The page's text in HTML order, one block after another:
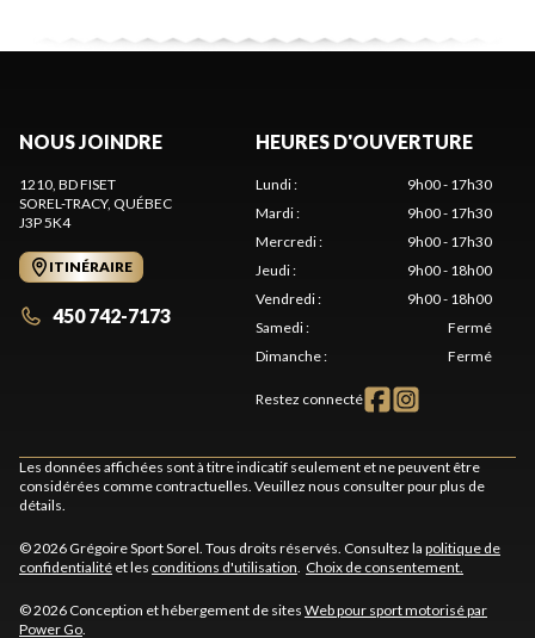
NOUS JOINDRE
1210, BD FISET
SOREL-TRACY, QUÉBEC
J3P 5K4
ITINÉRAIRE
450 742-7173
HEURES D'OUVERTURE
Lundi:
9h00 - 17h30
Mardi:
9h00 - 17h30
Mercredi:
9h00 - 17h30
Jeudi:
9h00 - 18h00
Vendredi:
9h00 - 18h00
Samedi:
Fermé
Dimanche: Fermé
Restez connecté
Les données affichées sont à titre indicatif seulement et ne peuvent être
considérées comme contractuelles. Veuillez nous consulter pour plus de
détails.
© 2026 Grégoire Sport Sorel. Tous droits réservés. Consultez la politique de
confidentialité et les conditions d'utilisation. Choix de consentement.
© 2026 Conception et hébergement de sites Web pour sport motorisé par
Power Go.